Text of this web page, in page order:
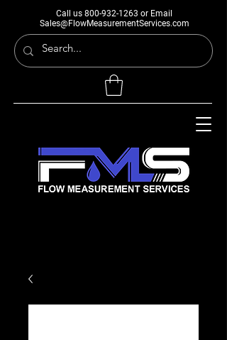
Call us 800-932-1263 or Email
Sales@FlowMeasurementServices.com